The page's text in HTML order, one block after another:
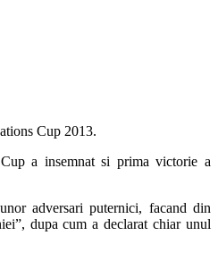
Cup 2013.
a insemnat si prima victorie a
adversari puternici, facand din
dupa cum a declarat chiar unul